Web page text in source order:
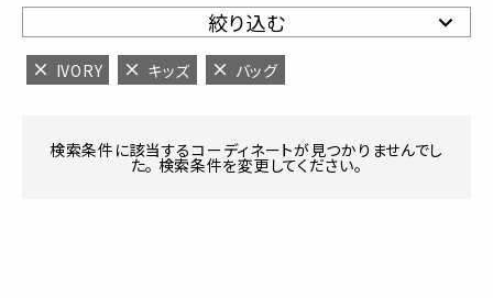
絞り込む
IVORY キッズ バッグ
検索条件に該当するコーディネートが見つかりませんでし
た。 検索条件を変更してください。